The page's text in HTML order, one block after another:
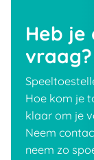
Heb je
vraag?
Hoe kom je
klaar om je
Neem
neem zo